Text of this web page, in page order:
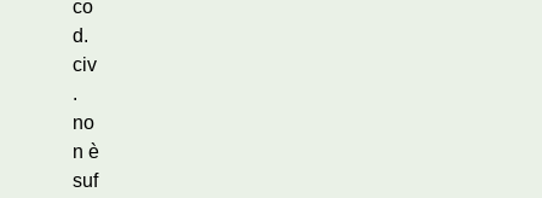
co
d.
civ
.
no
n è
suf